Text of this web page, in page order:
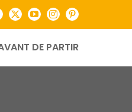
X YouTubeInstagramPinterest
DE PARTIR